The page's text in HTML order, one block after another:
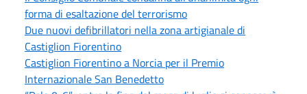
forma di esaltazione del terrorismo
Due nuovi defibrillatori nella zona artigianale di
Castiglion Fiorentino
Castiglion Fiorentino a Norcia per il Premio
Internazionale San Benedetto